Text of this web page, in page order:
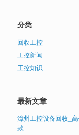
分类
回收工控
工控新闻
工控知识
最新文章
漳州工控设备回收_
款